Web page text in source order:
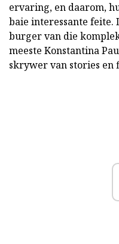
ervaring, en daarom,
baie interessante feite.
burger van die
meeste Konstantina
skrywer van stories en